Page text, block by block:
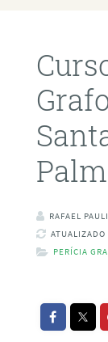
RAFAEL
PERÍCIA